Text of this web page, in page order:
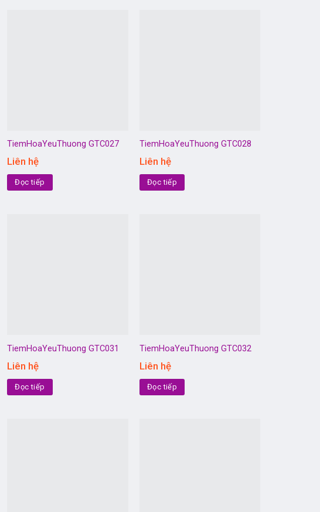
TiemHoaYeuThuong GTC027
Liên hệ
Đọc tiếp
TiemHoaYeuThuong GTC028
Liên hệ
Đọc tiếp
TiemHoaYeuThuong GTC031
Liên hệ
Đọc tiếp
TiemHoaYeuThuong GTC032
Liên hệ
Đọc tiếp